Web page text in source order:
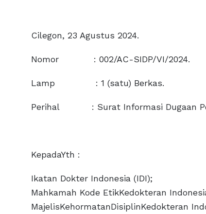
Cilegon, 23 Agustus 2024.
Nomor : 002/AC-SIDP/VI/2024.
Lamp : 1 (satu) Berkas.
Perihal : Surat Informasi Dugaan
KepadaYth :
Ikatan Dokter Indonesia (IDI);
Mahkamah Kode EtikKedokteran
MajelisKehormatanDisiplinKedokteran